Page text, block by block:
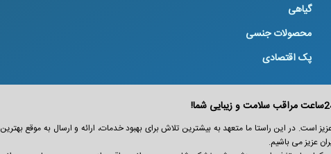
گیاهی
محصولات جنسی
پک اقتصادی
شما مشتریان عزیز است. در این راستا ما متعهد به بیشترین تلاش برای بهبود خدمات، ارائه و ارسال به موقع بهترین
عزیز می باشیم.